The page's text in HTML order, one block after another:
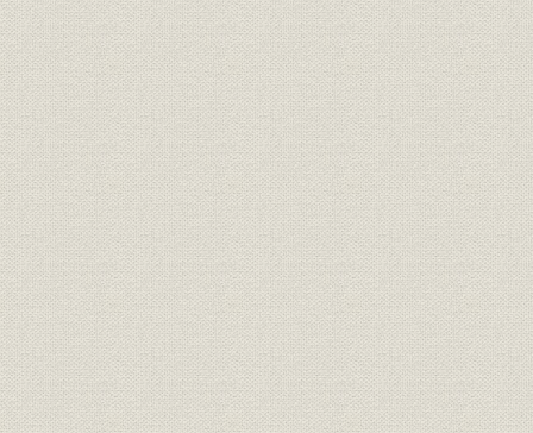
新たな加工の登場
顧客指向の営業へ
品質管理活動の導入
第八章 拡充の時代(昭和四一~四四年)
国際化と豊かさの見直し
利益責任制の組織へ
経営の多角化をめざす
増強される工場設備
衣料用接着芯地分野へ進出